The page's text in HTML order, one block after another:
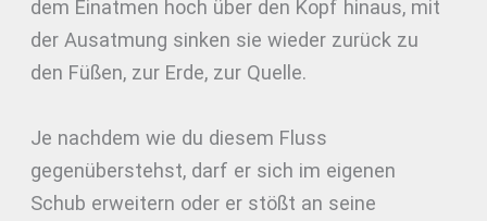
dem Einatmen hoch über den Kopf hinaus, mit
der Ausatmung sinken sie wieder zurück zu
den Füßen, zur Erde, zur Quelle.
Je nachdem wie du diesem Fluss
gegenüberstehst, darf er sich im eigenen
Schub erweitern oder er stößt an seine